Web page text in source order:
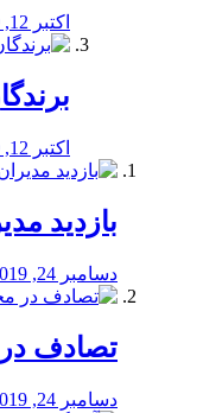
اکتبر 12, 2019
اکتبر 12, 2019
بازدید
دسامبر 24, 2019
تصادف
دسامبر 24, 2019